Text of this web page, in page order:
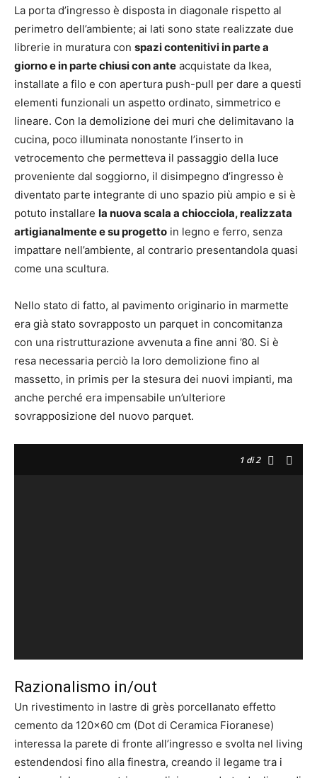
La porta d’ingresso è disposta in diagonale rispetto al
perimetro dell’ambiente; ai lati sono state realizzate due
librerie in muratura con spazi contenitivi in parte a
giorno e in parte chiusi con ante acquistate da Ikea,
installate a filo e con apertura push-pull per dare a questi
elementi funzionali un aspetto ordinato, simmetrico e
lineare. Con la demolizione dei muri che delimitavano la
cucina, poco illuminata nonostante l’inserto in
vetrocemento che permetteva il passaggio della luce
proveniente dal soggiorno, il disimpegno d’ingresso è
diventato parte integrante di uno spazio più ampio e si è
potuto installare la nuova scala a chiocciola, realizzata
artigianalmente e su progetto in legno e ferro, senza
impattare nell’ambiente, al contrario presentandola quasi
come una scultura.
Nello stato di fatto, al pavimento originario in marmette
era già stato sovrapposto un parquet in concomitanza
con una ristrutturazione avvenuta a fine anni ’80. Si è
resa necessaria perciò la loro demolizione fino al
massetto, in primis per la stesura dei nuovi impianti, ma
anche perché era impensabile un’ulteriore
sovrapposizione del nuovo parquet.
1 di 2
Razionalismo in/out
Un rivestimento in lastre di grès porcellanato effetto
cemento da 120×60 cm (Dot di Ceramica Fioranese)
interessa la parete di fronte all’ingresso e svolta nel living
estendendosi fino alla finestra, creando il legame tra i